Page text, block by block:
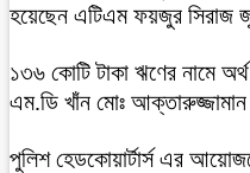
হয়েছেন এটিএম ফয়জুর সিরাজ
১৩৬ কোটি টাকা ঋণের নামে
এম.ডি খাঁন মোঃ
পুলিশ হেডকোয়ার্টার্স এর